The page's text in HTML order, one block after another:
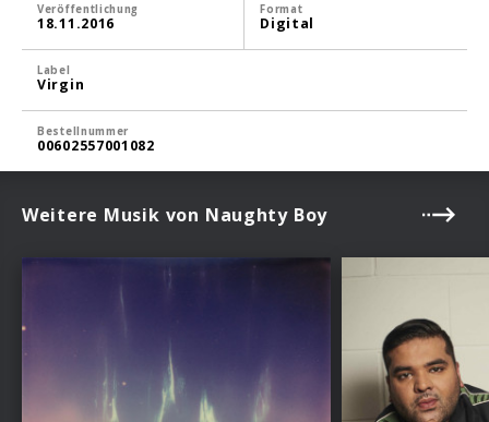
Veröffentlichung
18.11.2016
Format
Digital
Label
Virgin
Bestellnummer
00602557001082
Weitere Musik von Naughty Boy